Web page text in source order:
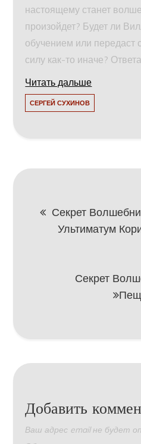
настоящему станет
произойдет? Будет ли
обучением или передаст
силу как-то иначе?
Читать дальше
СЕРГЕЙ СУХИНОВ
Навигация
записям
Секрет
Ультиматум
Секрет
Добавить
Ваш адрес email не будет